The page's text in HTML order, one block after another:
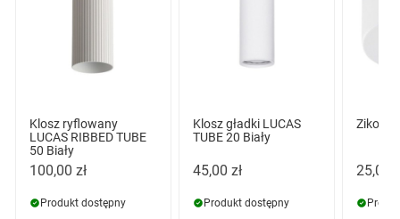
Klosz ryflowany
LUCAS RIBBED TUBE
50 Biały
100,00 zł
Produkt dostępny
Klosz gładki LUCAS
TUBE 20 Biały
45,00 zł
Produkt dostępny
Ziko
25,00